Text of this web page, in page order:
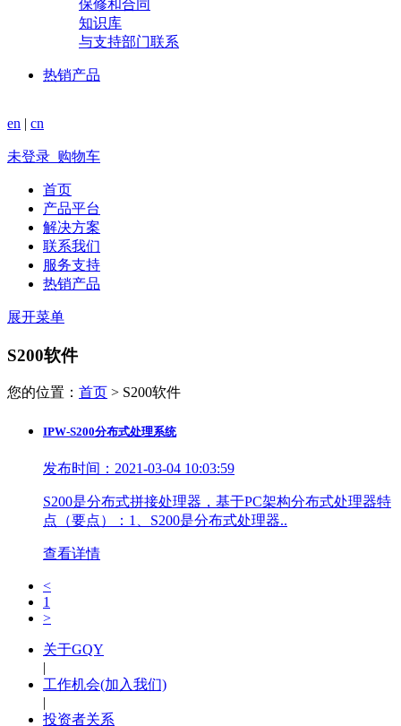
保修和合同
知识库
与支持部门联系
热销产品
en | cn
未登录 购物车
首页
产品平台
解决方案
联系我们
服务支持
热销产品
展开菜单
S200软件
您的位置： 首页 > S200软件
IPW-S200分布式处理系统
发布时间： 2021-03-04 10:03:59
S200是分布式拼接处理器，基于PC架构分布式处理器特
点（要点）：1、S200是分布式处理器..
查看详情
<
1
>
关于GQY
|
工作机会(加入我们)
|
投资者关系